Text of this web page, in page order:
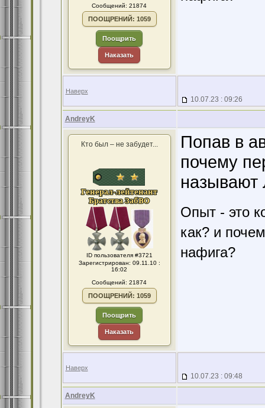
Сообщений: 21874
ПООЩРЕНИЙ: 1059
Поощрить
Наказать
Наверх
10.07.23 : 09:26
AndreyK
Кто был – не забудет...
ID пользователя #3721
Зарегистрирован: 09.11.10 :
16:02
Сообщений: 21874
ПООЩРЕНИЙ: 1059
Поощрить
Наказать
Попав в
почему
называют
Опыт - это
как? и
нафига?
Наверх
10.07.23 : 09:48
AndreyK